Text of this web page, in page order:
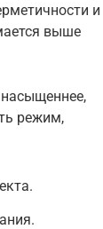
и
выше
режим,